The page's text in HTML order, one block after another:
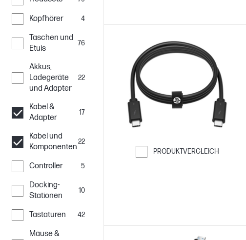
Kopfhörer 4
Taschen und
Etuis
76
Akkus,
Ladegeräte
und Adapter
22
Kabel &
Adapter
17
Kabel und
Komponenten
22
Controller 5
Docking-
Stationen
10
Tastaturen 42
Mäuse &
PRODUKTVERGLEICH